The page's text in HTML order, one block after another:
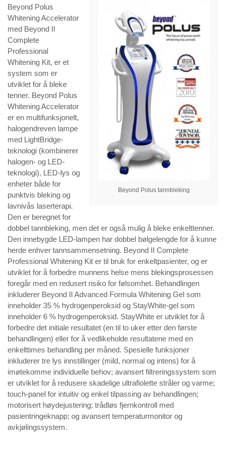
Beyond Polus tannbleking
Beyond Polus
Whitening Accelerator
med Beyond II
Complete
Professional
Whitening Kit, er et
system som er
utviklet for å bleke
tenner. Beyond Polus
Whitening Accelerator
er en multifunksjonelt,
halogendreven lampe
med LightBridge-
teknologi (kombinerer
halogen- og LED-
teknologi), LED-lys og
enheter både for
punktvis bleking og
lavnivås laserterapi.
Den er beregnet for
dobbel tannbleking, men det er også mulig å bleke enkelttenner.
Den innebygde LED-lampen har dobbel bølgelengde for å kunne
herde enhver tannsammensetning. Beyond II Complete
Professional Whitening Kit er til bruk for enkeltpasienter, og er
utviklet for å forbedre munnens helse mens blekingsprosessen
foregår med en redusert risiko for følsomhet. Behandlingen
inkluderer Beyond II Advanced Formula Whitening Gel som
inneholder 35 % hydrogenperoksid og StayWhite-gel som
inneholder 6 % hydrogenperoksid. StayWhite er utviklet for å
forbedre det initiale resultatet (en til to uker etter den første
behandlingen) eller for å vedlikeholde resultatene med en
enkelttimes behandling per måned. Spesielle funksjoner
inkluderer tre lys innstillinger (mild, normal og intens) for å
imøtekomme individuelle behov; avansert filtreringssystem som
er utviklet for å redusere skadelige ultrafiolette stråler og varme;
touch-panel for intuitiv og enkel tilpassing av behandlingen;
motorisert høydejustering; trådløs fjernkontroll med
pasientringeknapp; og avansert temperaturmonitor og
avkjølingssystem.